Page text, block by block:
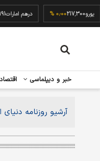
یورو217,300۰٫۰۰ % درهم
خبر و دیپلماسی اقتصاد
آرشیو روزنامه دنیای